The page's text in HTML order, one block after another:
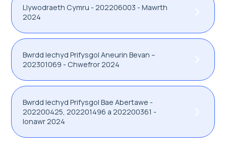
Llywodraeth Cymru - 202206003 - Mawrth
2024
Bwrdd Iechyd Prifysgol Aneurin Bevan –
202301069 - Chwefror 2024
Bwrdd Iechyd Prifysgol Bae Abertawe -
202200425, 202201496 a 202200361 -
Ionawr 2024